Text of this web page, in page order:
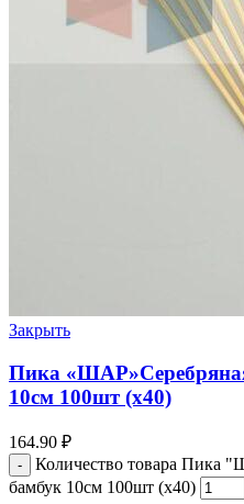
Закрыть
Пика
10см 100шт (х40)
164.90 ₽
Количество товара Пика
бамбук 10см 100шт (х40)